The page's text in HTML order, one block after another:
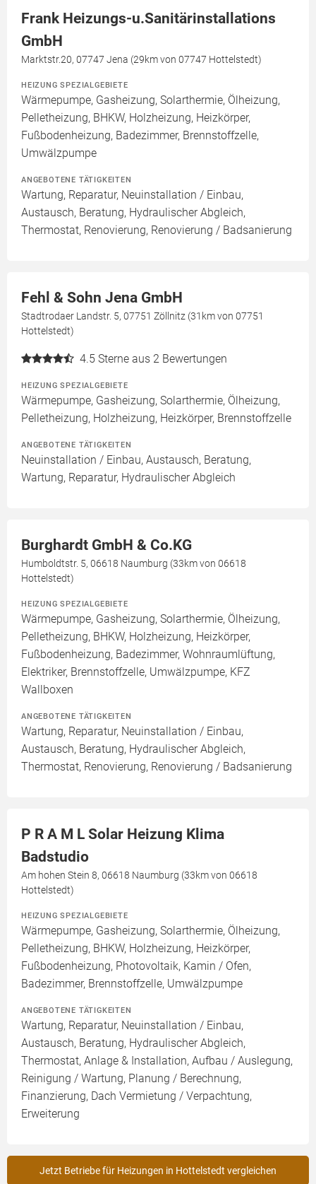
Frank Heizungs-u.Sanitärinstallations
GmbH
Marktstr.20, 07747 Jena (29km von 07747 Hottelstedt)
HEIZUNG SPEZIALGEBIETE
Wärmepumpe, Gasheizung, Solarthermie, Ölheizung,
Pelletheizung, BHKW, Holzheizung, Heizkörper,
Fußbodenheizung, Badezimmer, Brennstoffzelle,
Umwälzpumpe
ANGEBOTENE TÄTIGKEITEN
Wartung, Reparatur, Neuinstallation / Einbau,
Austausch, Beratung, Hydraulischer Abgleich,
Thermostat, Renovierung, Renovierung / Badsanierung
Fehl & Sohn Jena GmbH
Stadtrodaer Landstr. 5, 07751 Zöllnitz (31km von 07751
Hottelstedt)
4.5 Sterne aus 2 Bewertungen
HEIZUNG SPEZIALGEBIETE
Wärmepumpe, Gasheizung, Solarthermie, Ölheizung,
Pelletheizung, Holzheizung, Heizkörper, Brennstoffzelle
ANGEBOTENE TÄTIGKEITEN
Neuinstallation / Einbau, Austausch, Beratung,
Wartung, Reparatur, Hydraulischer Abgleich
Burghardt GmbH & Co.KG
Humboldtstr. 5, 06618 Naumburg (33km von 06618
Hottelstedt)
HEIZUNG SPEZIALGEBIETE
Wärmepumpe, Gasheizung, Solarthermie, Ölheizung,
Pelletheizung, BHKW, Holzheizung, Heizkörper,
Fußbodenheizung, Badezimmer, Wohnraumlüftung,
Elektriker, Brennstoffzelle, Umwälzpumpe, KFZ
Wallboxen
ANGEBOTENE TÄTIGKEITEN
Wartung, Reparatur, Neuinstallation / Einbau,
Austausch, Beratung, Hydraulischer Abgleich,
Thermostat, Renovierung, Renovierung / Badsanierung
P R A M L Solar Heizung Klima
Badstudio
Am hohen Stein 8, 06618 Naumburg (33km von 06618
Hottelstedt)
HEIZUNG SPEZIALGEBIETE
Wärmepumpe, Gasheizung, Solarthermie, Ölheizung,
Pelletheizung, BHKW, Holzheizung, Heizkörper,
Fußbodenheizung, Photovoltaik, Kamin / Ofen,
Badezimmer, Brennstoffzelle, Umwälzpumpe
ANGEBOTENE TÄTIGKEITEN
Wartung, Reparatur, Neuinstallation / Einbau,
Austausch, Beratung, Hydraulischer Abgleich,
Thermostat, Anlage & Installation, Aufbau / Auslegung,
Reinigung / Wartung, Planung / Berechnung,
Finanzierung, Dach Vermietung / Verpachtung,
Erweiterung
Jetzt Betriebe für Heizungen in Hottelstedt vergleichen